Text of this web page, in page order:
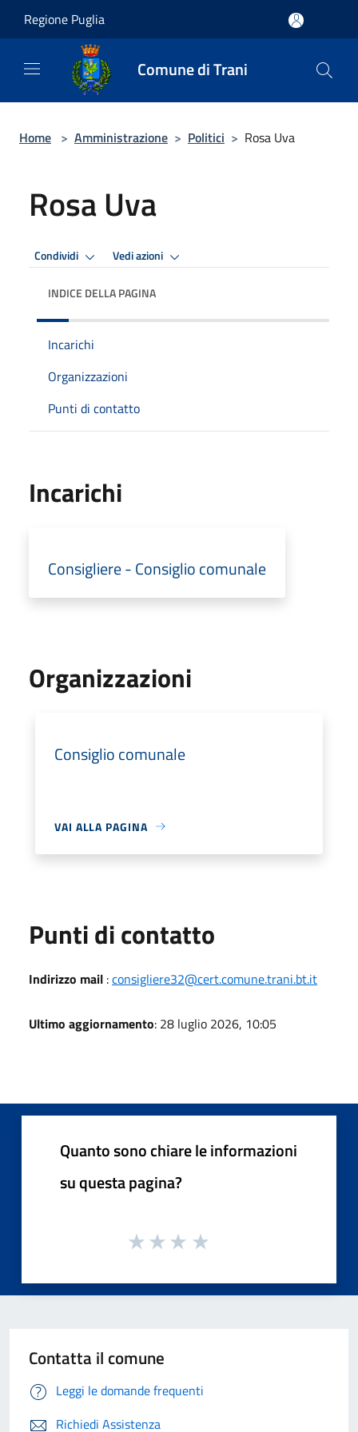
Regione Puglia
Comune di Trani
Home > Amministrazione > Politici > Rosa Uva
Rosa Uva
Condividi Vedi azioni
INDICE DELLA PAGINA
Incarichi
Organizzazioni
Punti di contatto
Incarichi
Consigliere - Consiglio comunale
Organizzazioni
Consiglio comunale
VAI ALLA PAGINA
Punti di contatto
Indirizzo mail :consigliere32@cert.comune.trani.bt.it
Ultimo aggiornamento: 28 luglio 2026, 10:05
Quanto sono chiare le informazioni
su questa pagina?
Contatta il comune
Leggi le domande frequenti
Richiedi Assistenza